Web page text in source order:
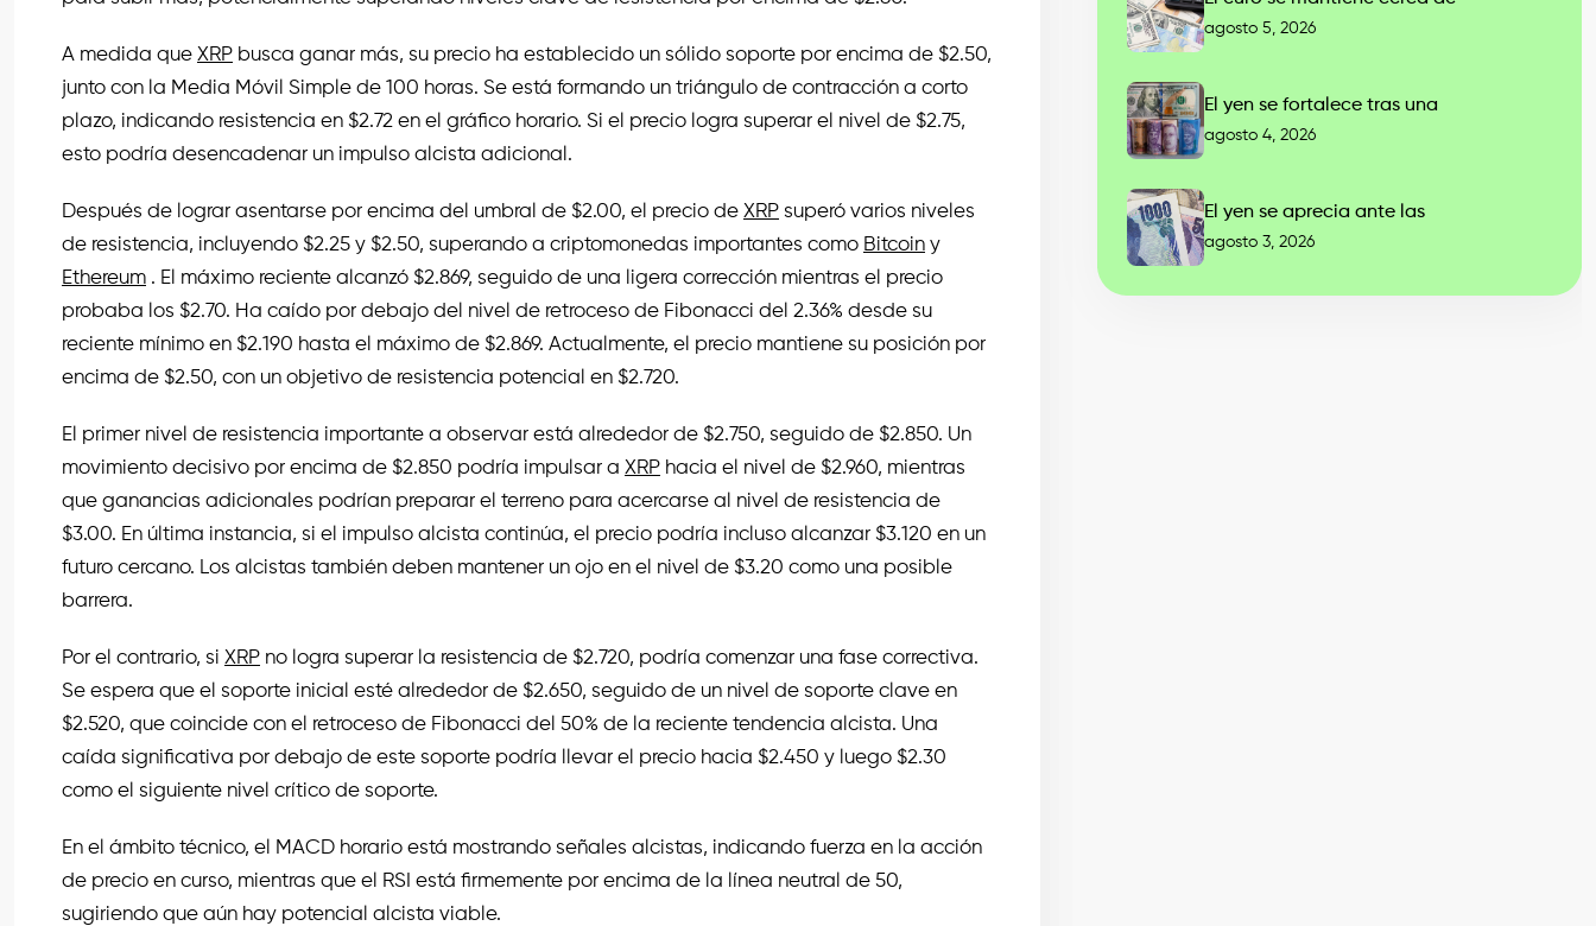
A medida que XRP busca ganar más, su precio ha establecido un sólido soporte por encima de $2.50,
junto con la Media Móvil Simple de 100 horas. Se está formando un triángulo de contracción a corto
plazo, indicando resistencia en $2.72 en el gráfico horario. Si el precio logra superar el nivel de $2.75,
esto podría desencadenar un impulso alcista adicional.
Después de lograr asentarse por encima del umbral de $2.00, el precio de XRP superó varios niveles
de resistencia, incluyendo $2.25 y $2.50, superando a criptomonedas importantes como Bitcoin y
Ethereum . El máximo reciente alcanzó $2.869, seguido de una ligera corrección mientras el precio
probaba los $2.70. Ha caído por debajo del nivel de retroceso de Fibonacci del 2.36% desde su
reciente mínimo en $2.190 hasta el máximo de $2.869. Actualmente, el precio mantiene su posición por
encima de $2.50, con un objetivo de resistencia potencial en $2.720.
El primer nivel de resistencia importante a observar está alrededor de $2.750, seguido de $2.850. Un
movimiento decisivo por encima de $2.850 podría impulsar a XRP hacia el nivel de $2.960, mientras
que ganancias adicionales podrían preparar el terreno para acercarse al nivel de resistencia de
$3.00. En última instancia, si el impulso alcista continúa, el precio podría incluso alcanzar $3.120 en un
futuro cercano. Los alcistas también deben mantener un ojo en el nivel de $3.20 como una posible
barrera.
Por el contrario, si XRP no logra superar la resistencia de $2.720, podría comenzar una fase correctiva.
Se espera que el soporte inicial esté alrededor de $2.650, seguido de un nivel de soporte clave en
$2.520, que coincide con el retroceso de Fibonacci del 50% de la reciente tendencia alcista. Una
caída significativa por debajo de este soporte podría llevar el precio hacia $2.450 y luego $2.30
como el siguiente nivel crítico de soporte.
En el ámbito técnico, el MACD horario está mostrando señales alcistas, indicando fuerza en la acción
de precio en curso, mientras que el RSI está firmemente por encima de la línea neutral de 50,
sugiriendo que aún hay potencial alcista viable.
agosto 5, 2026
El yen se fortalece tras una
agosto 4, 2026
El yen se aprecia ante las
agosto 3, 2026